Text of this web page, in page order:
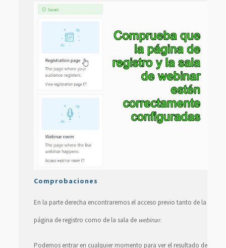
Comprobaciones
En la parte derecha encontraremos el acceso previo tanto de la
página de registro como de la sala de webinar.
Podemos entrar en cualquier momento para ver el resultado de